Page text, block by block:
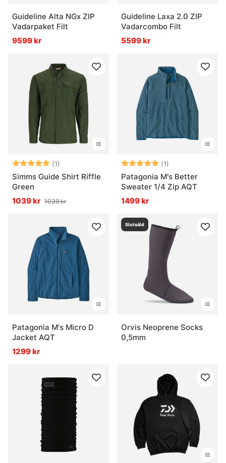
Guideline Alta NGx ZIP
Vadarpaket Filt
9599 kr
Guideline Laxa 2.0 ZIP
Vadarcombo Filt
5599 kr
Betyg: (1)
5.0 utav 5 stjärnor
Simms Guide Shirt Riffle
Green
1039 kr 1039 kr
Betyg: (1)
Patagonia M's Better
Sweater 1/4 Zip AQT
1499 kr
Patagonia M's Micro D
Jacket AQT
1299 kr
Slutsåld
Orvis Neoprene Socks
0,5mm